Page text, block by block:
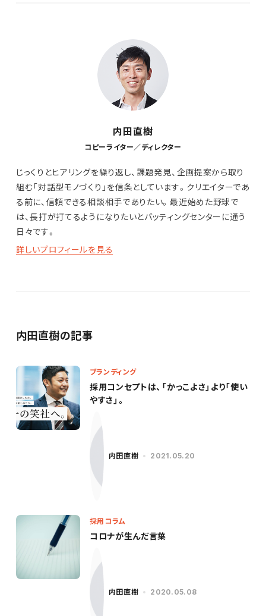
内田直樹
コピーライター／ディレクター
じっくりとヒアリングを繰り返し、課題発見、企画提案から取り
組む「対話型モノづくり」を信条としています。クリエイターであ
る前に、信頼できる相談相手でありたい。最近始めた野球で
は、長打が打てるようになりたいとバッティングセンターに通う
日々です。
詳しいプロフィールを見る
内田直樹の記事
ブランディング
採用コンセプトは、「かっこよさ」より「使い
やすさ」。
内田直樹 2021.05.20
採用コラム
コロナが生んだ言葉
内田直樹 2020.05.08